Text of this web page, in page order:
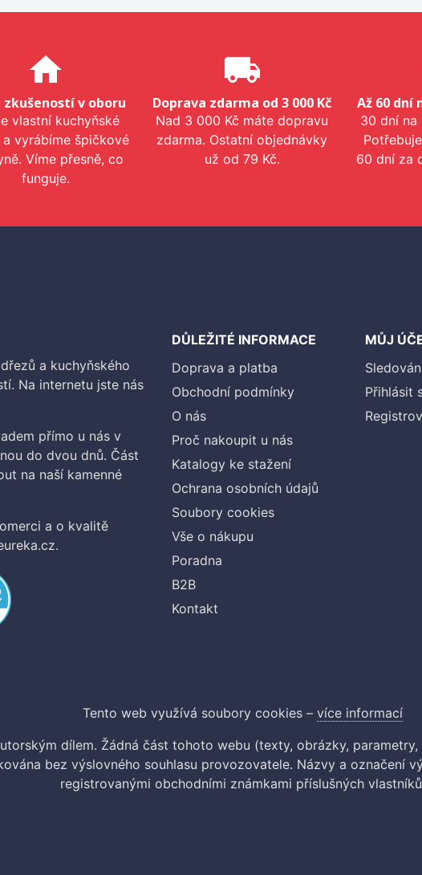
home
zkušeností v oboru
vlastní kuchyňské
vyrábíme špičkové
Víme přesně, co
funguje.
local_shipping
Doprava zdarma od 3 000 Kč
Nad 3 000 Kč máte dopravu
zdarma. Ostatní objednávky
už od 79 Kč.
Až 60 dní
30 dní na
60 dní za
a kuchyňského
Na internetu jste nás
přímo u nás v
do dvou dnů. Část
na naší kamenné
a o kvalitě
DŮLEŽITÉ INFORMACE
Doprava a platba
Obchodní podmínky
O nás
Proč nakoupit u nás
Katalogy ke stažení
Ochrana osobních údajů
Soubory cookies
Vše o nákupu
Poradna
B2B
Kontakt
MŮJ
Přihlásit
Tento web využívá soubory cookies – více informací
dílem. Žádná část tohoto webu (texty, obrázky,
bez výslovného souhlasu provozovatele. Názvy a označení
registrovanými obchodními známkami příslušných